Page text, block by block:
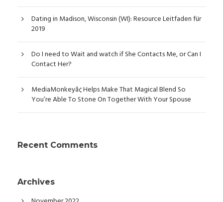
Dating in Madison, Wisconsin (WI): Resource Leitfaden für
2019
Do I need to Wait and watch if She Contacts Me, or Can I
Contact Her?
MediaMonkeyâ¢ Helps Make That Magical Blend So
You’re Able To Stone On Together With Your Spouse
Recent Comments
Archives